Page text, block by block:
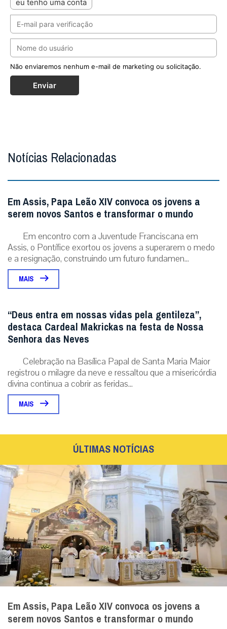
eu tenho uma conta
Não enviaremos nenhum e-mail de marketing ou solicitação.
Enviar
Notícias Relacionadas
Em Assis, Papa Leão XIV convoca os jovens a
serem novos Santos e transformar o mundo
Em encontro com a Juventude Franciscana em
Assis, o Pontífice exortou os jovens a superarem o medo
e a resignação, construindo um futuro fundamen...
MAIS
“Deus entra em nossas vidas pela gentileza”,
destaca Cardeal Makrickas na festa de Nossa
Senhora das Neves
Celebração na Basílica Papal de Santa Maria Maior
registrou o milagre da neve e ressaltou que a misericórdia
divina continua a cobrir as feridas...
MAIS
ÚLTIMAS NOTÍCIAS
Em Assis, Papa Leão XIV convoca os jovens a
serem novos Santos e transformar o mundo